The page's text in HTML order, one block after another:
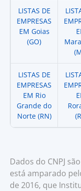
LISTAS DE
EMPRESAS
EM Goias
(GO)
LISTAS DE
EMPRESAS
EM Rio
Grande do
Norte (RN)
Dados do CNPJ
está amparado
de 2016, que